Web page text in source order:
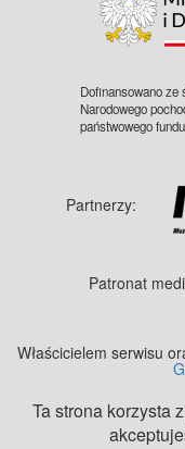
Dofinansowano
Narodowego
państwowego
Partnerzy:
Patronat
Właścicielem serwisu
Ta strona korzysta